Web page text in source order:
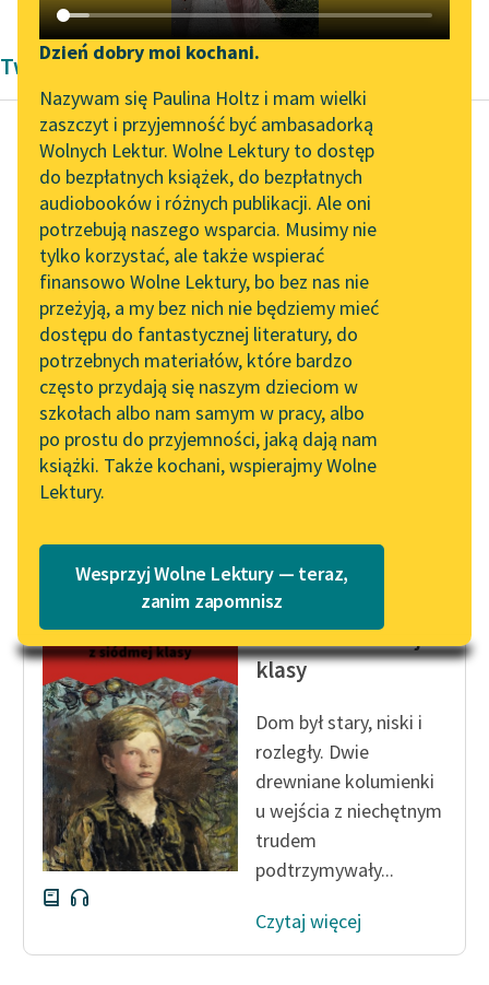
Katalog DAISY
Podkasty o książkach
Zgłoś brak utworu
Aktualności
„Prokurator Alicja Horn”
do słuchania
Byliśmy częścią AI Impact
Lab
Zapraszamy na spotkanie
online z tłumaczkami
literatury skandynawskiej
Spotkanie z Katarzyną
Tunkiel w Oslo
102. lata temu zmarł
Joseph Conrad
Lektury szkolne i klasyka
literatury do słuchania dla
uczennic i uczniów z
niepełnosprawnościami
E-kolekcja lektur
szkolnych i literatury do
słuchania dla uczennic i
uczniów z
niepełnosprawnościami
Feministyczne inspiracje.
Popularyzacja
feministycznej
Narzędzia
Mapa Wolnych Lektur
Leśmianator
Przewodnik dla piszących i
czytających
API
OAI-PMH
Widget Wolnych Lektur
Przypisy
Katalog w formacie PDF
Dzień dobry moi kochani.
Nazywam się Paulina Holtz i mam wielki
zaszczyt i przyjemność być ambasadorką
Wolnych Lektur. Wolne Lektury to dostęp
do bezpłatnych książek, do bezpłatnych
audiobooków i różnych publikacji. Ale oni
potrzebują naszego wsparcia. Musimy nie
tylko korzystać, ale także wspierać
finansowo Wolne Lektury, bo bez nas nie
przeżyją, a my bez nich nie będziemy mieć
dostępu do fantastycznej literatury, do
potrzebnych materiałów, które bardzo
często przydają się naszym dzieciom w
szkołach albo nam samym w pracy, albo
po prostu do przyjemności, jaką dają nam
książki. Także kochani, wspierajmy Wolne
Lektury.
Wesprzyj Wolne Lektury — teraz,
zanim zapomnisz
Twórczość Kornela Makuszyńskiego
Kornel Makuszyński
Szatan z siódmej
klasy
Zwiedził park,
zapuszczony i zielono
kosmaty, przecięty
leniwym strumieniem;
obejrzał gospodarskie
budynki, połatane jak
stary...
Kornel Makuszyński
Szatan z siódmej
klasy
Dom był stary, niski i
rozległy. Dwie
drewniane kolumienki
u wejścia z niechętnym
trudem
podtrzymywały...
Czytaj więcej